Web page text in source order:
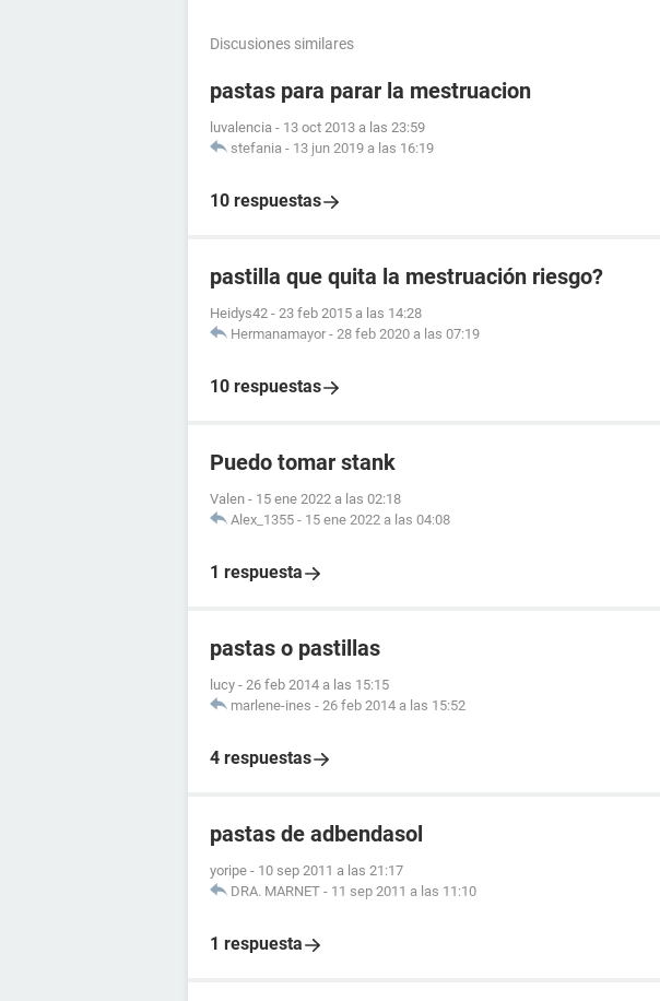
Discusiones similares
pastas para parar la mestruacion
luvalencia - 13 oct 2013 a las 23:59
stefania - 13 jun 2019 a las 16:19
10 respuestas
pastilla que quita la mestruación riesgo?
Heidys42 - 23 feb 2015 a las 14:28
Hermanamayor - 28 feb 2020 a las 07:19
10 respuestas
Puedo tomar stank
Valen - 15 ene 2022 a las 02:18
Alex_1355 - 15 ene 2022 a las 04:08
1 respuesta
pastas o pastillas
lucy - 26 feb 2014 a las 15:15
marlene-ines - 26 feb 2014 a las 15:52
4 respuestas
pastas de adbendasol
yoripe - 10 sep 2011 a las 21:17
DRA. MARNET - 11 sep 2011 a las 11:10
1 respuesta